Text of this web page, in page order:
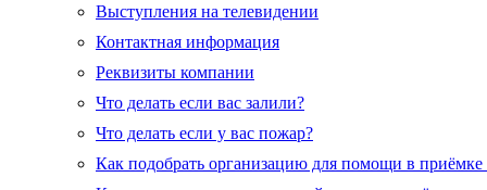
Выступления на телевидении
Контактная информация
Реквизиты компании
Что делать если вас залили?
Что делать если у вас пожар?
Как подобрать организацию для помощи в приёмке